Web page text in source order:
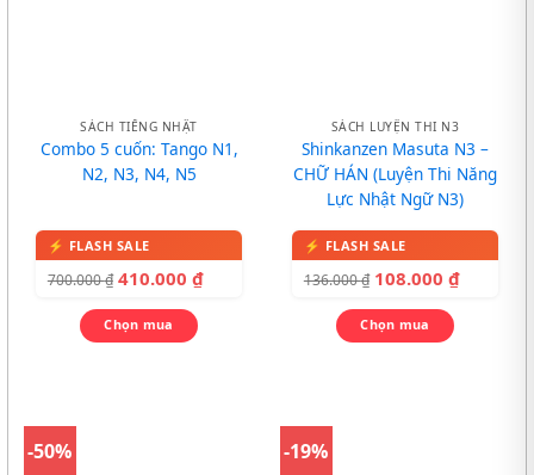
SÁCH TIẾNG NHẬT
Combo 5 cuốn: Tango N1,
N2, N3, N4, N5
700.000₫ 410.000 ₫
Chọn mua
SÁCH LUYỆN THI N3
Shinkanzen Masuta N3 –
CHỮ HÁN (Luyện Thi Năng
Lực Nhật Ngữ N3)
136.000₫ 108.000 ₫
Chọn mua
-50% -19%